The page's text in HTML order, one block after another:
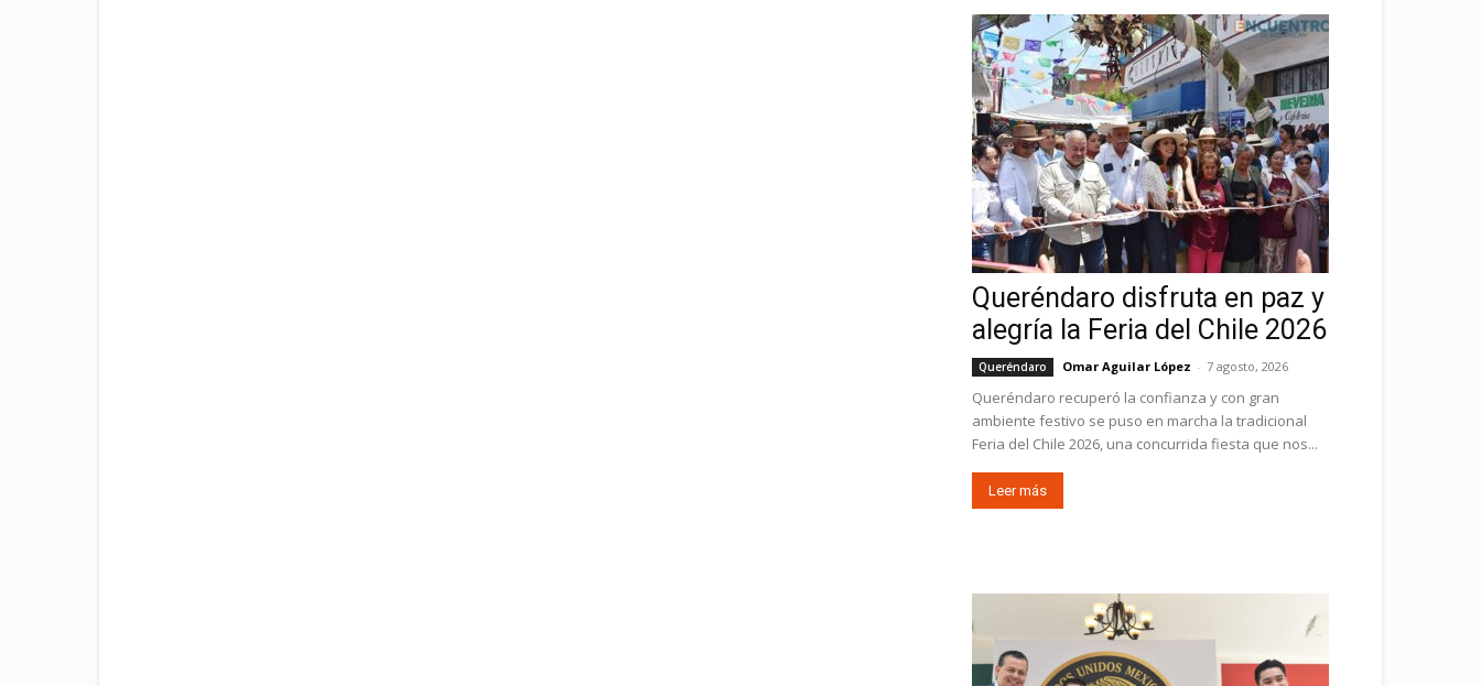
Queréndaro disfruta en paz y
alegría la Feria del Chile 2026
Queréndaro Omar Aguilar López - 7 agosto, 2026
Queréndaro recuperó la confianza y con gran
ambiente festivo se puso en marcha la tradicional
Feria del Chile 2026, una concurrida fiesta que nos...
Leer más